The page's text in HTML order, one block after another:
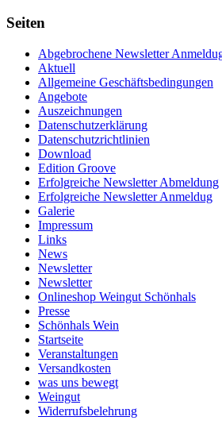
Seiten
Abgebrochene Newsletter
Aktuell
Allgemeine Geschäftsbedingungen
Angebote
Auszeichnungen
Datenschutzerklärung
Datenschutzrichtlinien
Download
Edition Groove
Erfolgreiche Newsletter Abmeldung
Erfolgreiche Newsletter Anmeldug
Galerie
Impressum
Links
News
Newsletter
Newsletter
Onlineshop Weingut Schönhals
Presse
Schönhals Wein
Startseite
Veranstaltungen
Versandkosten
was uns bewegt
Weingut
Widerrufsbelehrung